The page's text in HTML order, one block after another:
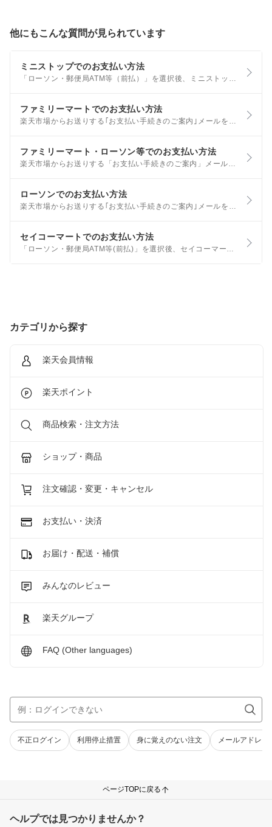
他にもこんな質問が見られています
ミニストップでのお支払い方法
「ローソン・郵便局ATM等（前払）」を選択後、ミニストップ店頭でお支払いをする方法です。 以下のお支払の手順をご確認のうえ、ミニストップ店舗にて現金でお支払いください。 「お支払い手続きのご案内」メールは、ショップにて注文受付のお手続きが完了後にご注文時のメールアドレス宛に配信されます。
ファミリーマートでのお支払い方法
楽天市場からお送りする｢お支払い手続きのご案内｣メールをご確認のうえ、ファミリーマート店舗でお支払いください。入金確認後、ショップが発送手続きを開始します。 「お支払い手続きのご案内」メールは、ショップにて注文受付のお手続きが完了後にご注文時のメールアドレス宛に配信されます。
ファミリーマート・ローソン等でのお支払い方法
楽天市場からお送りする「お支払い手続きのご案内」メールをご確認のうえ、ローソン・ファミリーマート・ミニストップ・セイコーマートでお支払いください。入金確認後、ショップが発送手続きを開始します。
ローソンでのお支払い方法
楽天市場からお送りする｢お支払い手続きのご案内｣メールをご確認のうえ、ローソン店舗でお支払いください。入金確認後、ショップが発送手続きを開始します。 「お支払い手続きのご案内」メールは、ショップにて注文受付のお手続きが完了後にご注文時のメールアドレス宛に配信されます。
セイコーマートでのお支払い方法
「ローソン・郵便局ATM等(前払)」を選択後、セイコーマート店頭でお支払いをする方法です。 以下のお支払の手順をご確認のうえ、セイコーマート店頭にて現金でお支払いください。 「お支払い手続きのご案内」メールは、ショップにて注文受付のお手続きが完了後にご注文時のメールアドレス宛に配信されます。
カテゴリから探す
楽天会員情報
楽天ポイント
商品検索・注文方法
ショップ・商品
注文確認・変更・キャンセル
お支払い・決済
お届け・配送・補償
みんなのレビュー
楽天グループ
FAQ (Other languages)
不正ログイン 利用停止措置 身に覚えのない注文 メールアドレス
ページTOPに戻る
ヘルプでは見つかりませんか？